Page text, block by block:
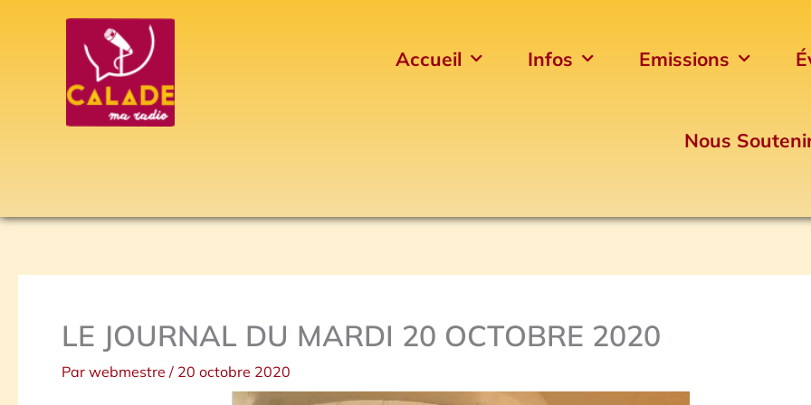
Accueil Infos Emissions
Nous
LE JOURNAL DU MARDI 20 OCTOBRE 2020
Par webmestre / 20 octobre 2020